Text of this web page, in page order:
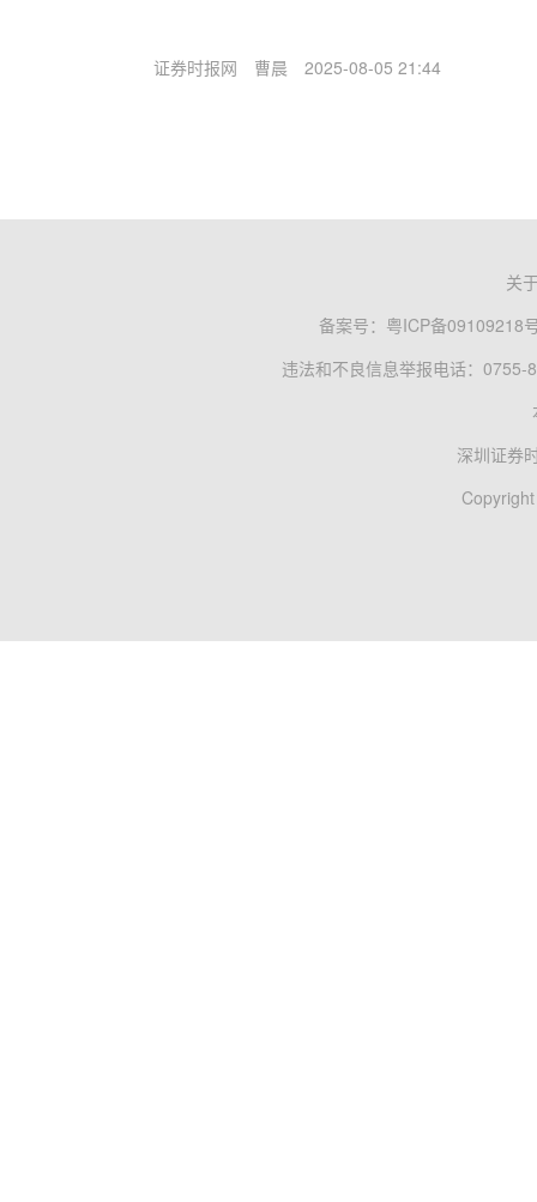
证券时报网 曹晨 2025-08-05 21:44
关
备案号： 粤ICP备09109218
违法和不良信息举报电话：0755-
深圳证券